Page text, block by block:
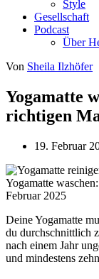
Style
Gesellschaft
Podcast
Über
Von Sheila Ilzhöfer
Yogamatte
richtigen
19. Februar
Yogamatte
Februar 2025
Deine Yogamatte
du durchschnittlich
nach einem Jahr
und mindestens